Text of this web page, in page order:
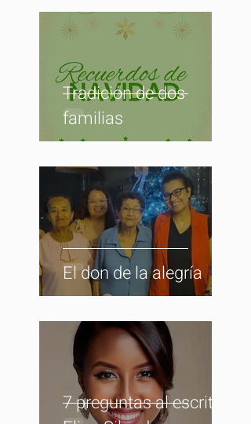
Tradición de dos
familias
El don de la alegría
7 preguntas al escritor: